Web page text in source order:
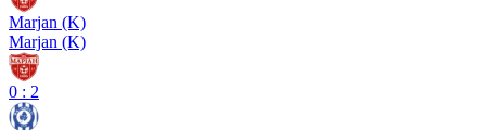
Marjan (K)
Marjan (K)
0 : 2